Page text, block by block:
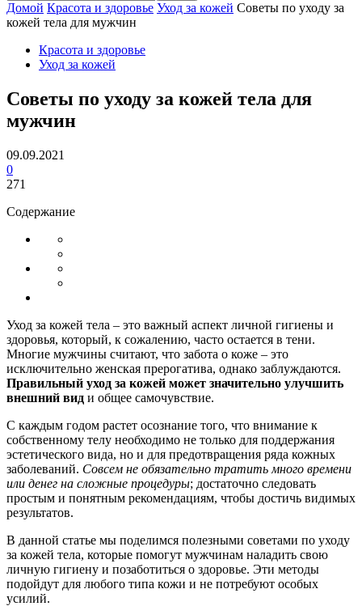
Домой Красота и здоровье Уход за кожей Советы по уходу за
кожей тела для мужчин
Красота и здоровье
Уход за кожей
Советы по уходу за кожей тела для
мужчин
09.09.2021
0
271
Содержание
Уход за кожей тела – это важный аспект личной гигиены и
здоровья, который, к сожалению, часто остается в тени.
Многие мужчины считают, что забота о коже – это
исключительно женская прерогатива, однако заблуждаются.
Правильный уход за кожей может значительно улучшить
внешний вид и общее самочувствие.
С каждым годом растет осознание того, что внимание к
собственному телу необходимо не только для поддержания
эстетического вида, но и для предотвращения ряда кожных
заболеваний. Совсем не обязательно тратить много времени
или денег на сложные процедуры; достаточно следовать
простым и понятным рекомендациям, чтобы достичь видимых
результатов.
В данной статье мы поделимся полезными советами по уходу
за кожей тела, которые помогут мужчинам наладить свою
личную гигиену и позаботиться о здоровье. Эти методы
подойдут для любого типа кожи и не потребуют особых
усилий.